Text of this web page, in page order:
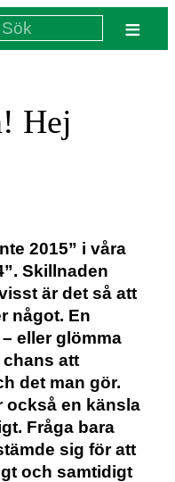
≡
Hej
2015” i våra
Skillnaden
är det så att
något. En
eller glömma
chans att
det man gör.
också en känsla
Fråga bara
sig för att
och samtidigt